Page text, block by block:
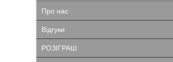
Про нас
Відгуки
РОЗІГРАШ